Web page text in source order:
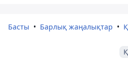
Басты Барлық жаңалықтар